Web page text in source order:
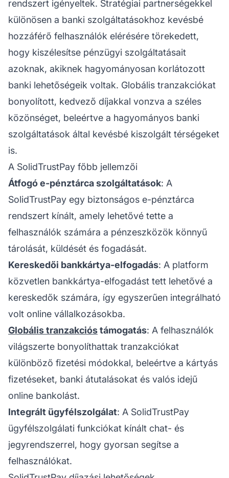
rendszert igényeltek. Stratégiai partnerségekkel
különösen a banki szolgáltatásokhoz kevésbé
hozzáférő felhasználók elérésére törekedett,
hogy kiszélesítse pénzügyi szolgáltatásait
azoknak, akiknek hagyományosan korlátozott
banki lehetőségeik voltak. Globális tranzakciókat
bonyolított, kedvező díjakkal vonzva a széles
közönséget, beleértve a hagyományos banki
szolgáltatások által kevésbé kiszolgált térségeket
is.
A SolidTrustPay főbb jellemzői
Átfogó e-pénztárca szolgáltatások: A
SolidTrustPay egy biztonságos e-pénztárca
rendszert kínált, amely lehetővé tette a
felhasználók számára a pénzeszközök könnyű
tárolását, küldését és fogadását.
Kereskedői bankkártya-elfogadás: A platform
közvetlen bankkártya-elfogadást tett lehetővé a
kereskedők számára, így egyszerűen integrálható
volt online vállalkozásokba.
Globális tranzakcióstámogatás: A felhasználók
világszerte bonyolíthattak tranzakciókat
különböző fizetési módokkal, beleértve a kártyás
fizetéseket, banki átutalásokat és valós idejű
online bankolást.
Integrált ügyfélszolgálat: A SolidTrustPay
ügyfélszolgálati funkciókat kínált chat- és
jegyrendszerrel, hogy gyorsan segítse a
felhasználókat.